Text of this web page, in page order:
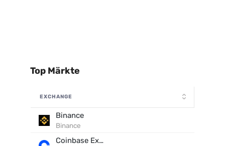
Top Märkte
EXCHANGE
Binance
Binance
Coinbase Exchange